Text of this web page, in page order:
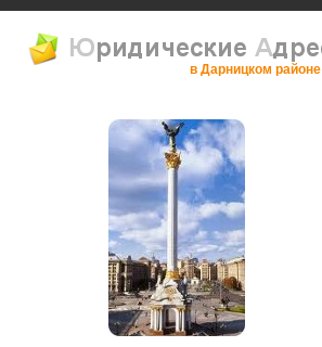
в Дарницком районе